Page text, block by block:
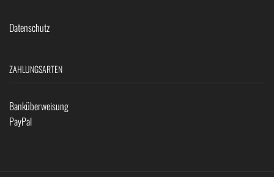
Datenschutz
ZAHLUNGSARTEN
Banküberweisung
PayPal